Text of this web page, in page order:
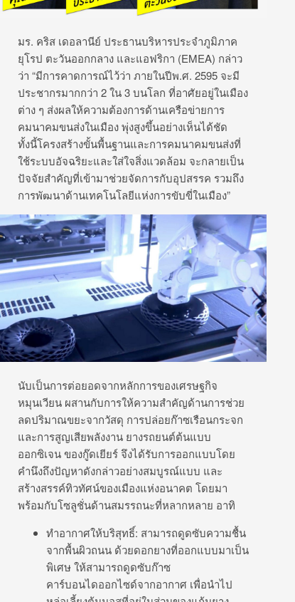
มร. คริส เดอลานีย์ ประธานบริหารประจำภูมิภาค
ยุโรป ตะวันออกกลาง และแอฟริกา (EMEA) กล่าว
ว่า “มีการคาดการณ์ไว้ว่า ภายในปีพ.ศ. 2595 จะมี
ประชากรมากกว่า 2 ใน 3 บนโลก ที่อาศัยอยู่ในเมือง
ต่าง ๆ ส่งผลให้ความต้องการด้านเครือข่ายการ
คมนาคมขนส่งในเมือง พุ่งสูงขึ้นอย่างเห็นได้ชัด
ทั้งนี้โครงสร้างขั้นพื้นฐานและการคมนาคมขนส่งที่
ใช้ระบบอัจฉริยะและใส่ใจสิ่งแวดล้อม จะกลายเป็น
ปัจจัยสำคัญที่เข้ามาช่วยจัดการกับอุปสรรค รวมถึง
การพัฒนาด้านเทคโนโลยีแห่งการขับขี่ในเมือง”
นับเป็นการต่อยอดจากหลักการของเศรษฐกิจ
หมุนเวียน ผสานกับการให้ความสำคัญด้านการช่วย
ลดปริมาณขยะจากวัสดุ การปล่อยก๊าซเรือนกระจก
และการสูญเสียพลังงาน ยางรถยนต์ต้นแบบ
ออกซิเจน ของกู๊ดเยียร์ จึงได้รับการออกแบบโดย
คำนึงถึงปัญหาดังกล่าวอย่างสมบูรณ์แบบ และ
สร้างสรรค์ทิวทัศน์ของเมืองแห่งอนาคต โดยมา
พร้อมกับโซลูชั่นด้านสมรรถนะที่หลากหลาย อาทิ
ทำอากาศให้บริสุทธิ์: สามารถดูดซับความชื้น
จากพื้นผิวถนน ด้วยดอกยางที่ออกแบบมาเป็น
พิเศษ ให้สามารถดูดซับก๊าซ
คาร์บอนไดออกไซด์จากอากาศ เพื่อนำไป